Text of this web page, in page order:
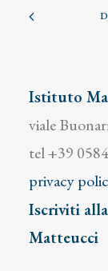
Istituto
viale
tel +39
privacy
Iscriviti
Matteucci